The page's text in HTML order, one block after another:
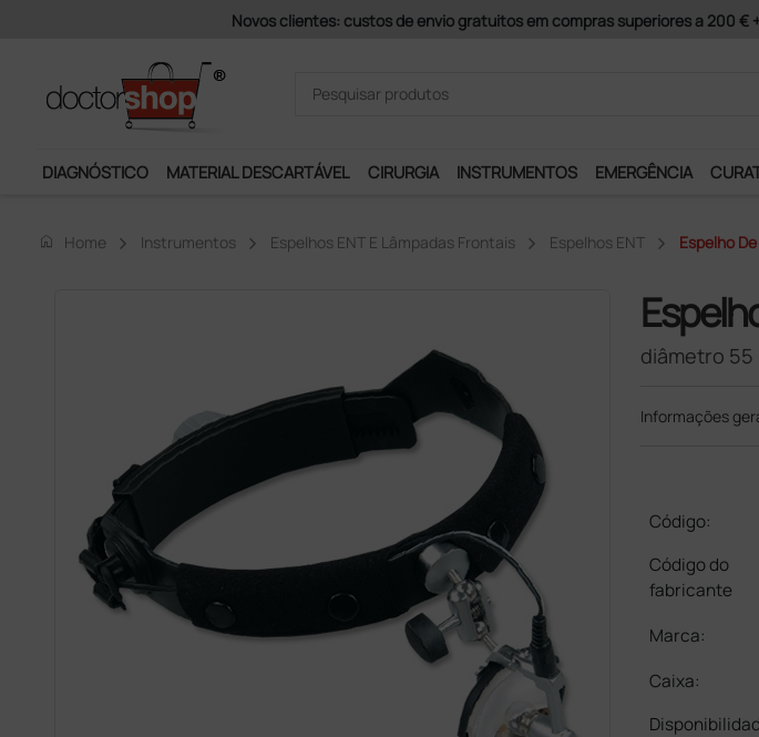
Pagamentos Seguros e Garantia de Satisfação!
DIAGNÓSTICO MATERIAL DESCARTÁVEL CIRURGIA INSTRUMENTOS EMERGÊNCIA
home Home Instrumentos Espelhos ENT E Lâmpadas Frontais Espelhos ENT Espelho
diâmetro 55
Informações
Código:
Código do
fabricante
Marca:
Caixa: